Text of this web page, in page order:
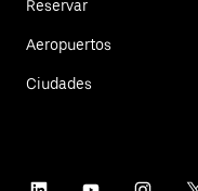
Reservar
Aeropuertos
Ciudades